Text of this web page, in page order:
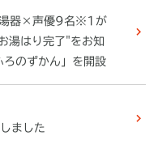
湯器×声優9名※1が
湯はり完了"をお知
ろのずかん」を開設
ました